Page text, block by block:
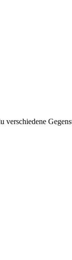
verschiedene